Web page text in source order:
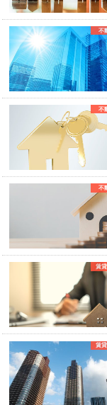
不
不
不
賃
賃